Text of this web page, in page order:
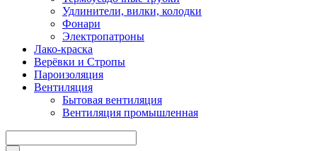
Удлинители, вилки, колодки
Фонари
Электропатроны
Лако-краска
Верёвки и Стропы
Пароизоляция
Вентиляция
Бытовая вентиляция
Вентиляция промышленная